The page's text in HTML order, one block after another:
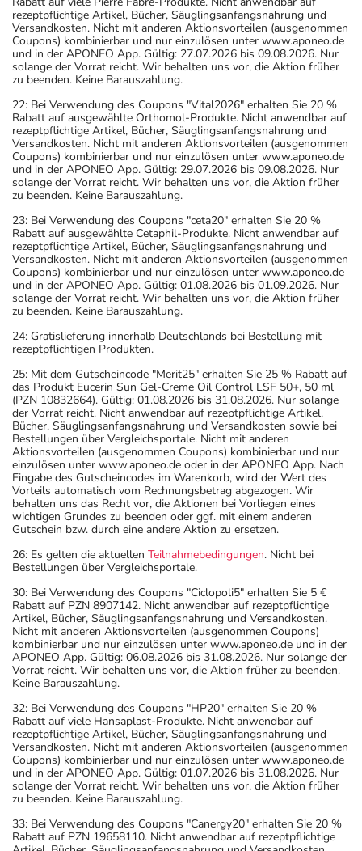
rezeptpflichtige Artikel, Bücher, Säuglingsanfangsnahrung und
Versandkosten. Nicht mit anderen Aktionsvorteilen (ausgenommen
Coupons) kombinierbar und nur einzulösen unter www.aponeo.de
und in der APONEO App. Gültig: 27.07.2026 bis 09.08.2026. Nur
solange der Vorrat reicht. Wir behalten uns vor, die Aktion früher
zu beenden. Keine Barauszahlung.
22: Bei Verwendung des Coupons "Vital2026" erhalten Sie 20 %
Rabatt auf ausgewählte Orthomol-Produkte. Nicht anwendbar auf
rezeptpflichtige Artikel, Bücher, Säuglingsanfangsnahrung und
Versandkosten. Nicht mit anderen Aktionsvorteilen (ausgenommen
Coupons) kombinierbar und nur einzulösen unter www.aponeo.de
und in der APONEO App. Gültig: 29.07.2026 bis 09.08.2026. Nur
solange der Vorrat reicht. Wir behalten uns vor, die Aktion früher
zu beenden. Keine Barauszahlung.
23: Bei Verwendung des Coupons "ceta20" erhalten Sie 20 %
Rabatt auf ausgewählte Cetaphil-Produkte. Nicht anwendbar auf
rezeptpflichtige Artikel, Bücher, Säuglingsanfangsnahrung und
Versandkosten. Nicht mit anderen Aktionsvorteilen (ausgenommen
Coupons) kombinierbar und nur einzulösen unter www.aponeo.de
und in der APONEO App. Gültig: 01.08.2026 bis 01.09.2026. Nur
solange der Vorrat reicht. Wir behalten uns vor, die Aktion früher
zu beenden. Keine Barauszahlung.
24: Gratislieferung innerhalb Deutschlands bei Bestellung mit
rezeptpflichtigen Produkten.
25: Mit dem Gutscheincode "Merit25" erhalten Sie 25 % Rabatt auf
das Produkt Eucerin Sun Gel-Creme Oil Control LSF 50+, 50 ml
(PZN 10832664). Gültig: 01.08.2026 bis 31.08.2026. Nur solange
der Vorrat reicht. Nicht anwendbar auf rezeptpflichtige Artikel,
Bücher, Säuglingsanfangsnahrung und Versandkosten sowie bei
Bestellungen über Vergleichsportale. Nicht mit anderen
Aktionsvorteilen (ausgenommen Coupons) kombinierbar und nur
einzulösen unter www.aponeo.de oder in der APONEO App. Nach
Eingabe des Gutscheincodes im Warenkorb, wird der Wert des
Vorteils automatisch vom Rechnungsbetrag abgezogen. Wir
behalten uns das Recht vor, die Aktionen bei Vorliegen eines
wichtigen Grundes zu beenden oder ggf. mit einem anderen
Gutschein bzw. durch eine andere Aktion zu ersetzen.
26: Es gelten die aktuellen Teilnahmebedingungen. Nicht bei
Bestellungen über Vergleichsportale.
30: Bei Verwendung des Coupons "Ciclopoli5" erhalten Sie 5 €
Rabatt auf PZN 8907142. Nicht anwendbar auf rezeptpflichtige
Artikel, Bücher, Säuglingsanfangsnahrung und Versandkosten.
Nicht mit anderen Aktionsvorteilen (ausgenommen Coupons)
kombinierbar und nur einzulösen unter www.aponeo.de und in der
APONEO App. Gültig: 06.08.2026 bis 31.08.2026. Nur solange der
Vorrat reicht. Wir behalten uns vor, die Aktion früher zu beenden.
Keine Barauszahlung.
32: Bei Verwendung des Coupons "HP20" erhalten Sie 20 %
Rabatt auf viele Hansaplast-Produkte. Nicht anwendbar auf
rezeptpflichtige Artikel, Bücher, Säuglingsanfangsnahrung und
Versandkosten. Nicht mit anderen Aktionsvorteilen (ausgenommen
Coupons) kombinierbar und nur einzulösen unter www.aponeo.de
und in der APONEO App. Gültig: 01.07.2026 bis 31.08.2026. Nur
solange der Vorrat reicht. Wir behalten uns vor, die Aktion früher
zu beenden. Keine Barauszahlung.
33: Bei Verwendung des Coupons "Canergy20" erhalten Sie 20 %
Rabatt auf PZN 19658110. Nicht anwendbar auf rezeptpflichtige